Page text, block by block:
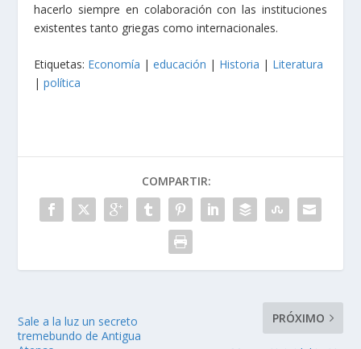
hacerlo siempre en colaboración con las instituciones
existentes tanto griegas como internacionales.
Etiquetas: Economía |educación | Historia | Literatura
|política
COMPARTIR:
Sale a la luz un secreto
tremebundo de Antigua
PRÓXIMO